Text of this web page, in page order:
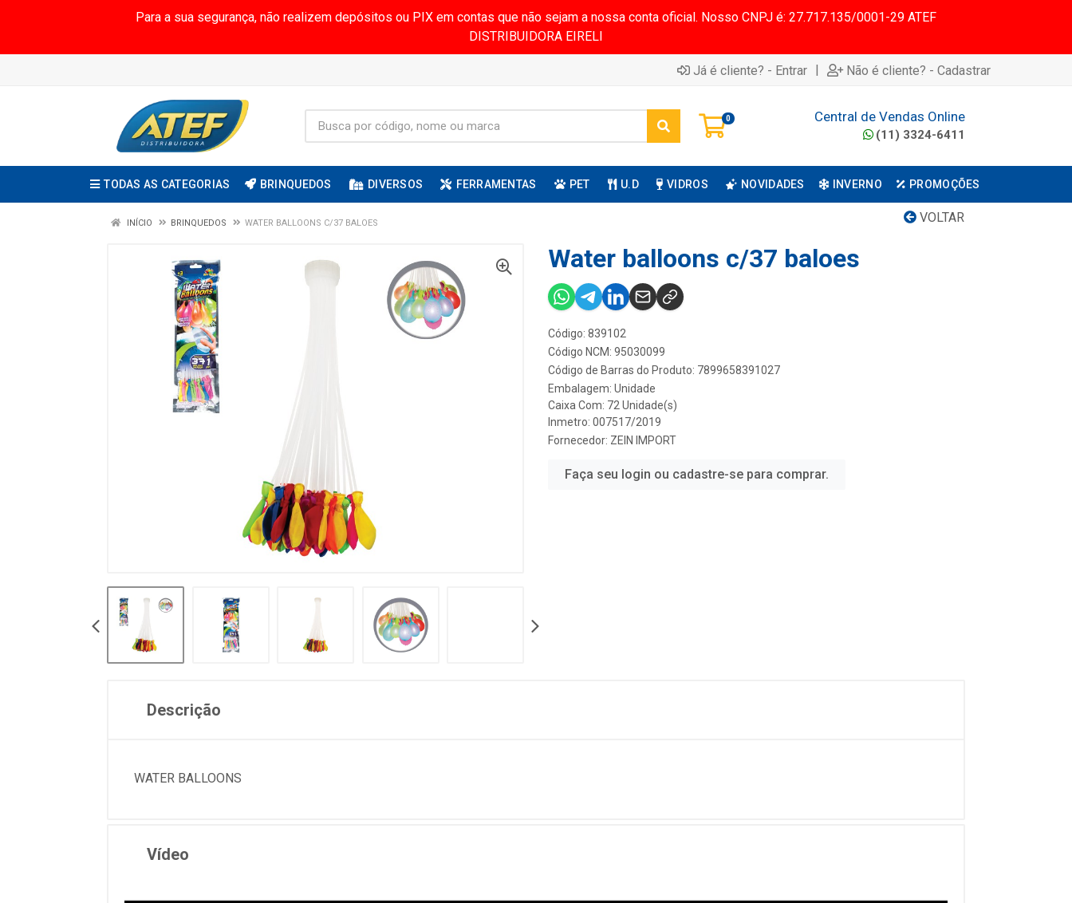
Para a sua segurança, não realizem depósitos ou PIX em contas que não sejam a nossa conta oficial. Nosso CNPJ é: 27.717.135/0001-29 ATEF
DISTRIBUIDORA EIRELI
Já é cliente? - Entrar | Não é cliente? - Cadastrar
0 Central de Vendas Online
(11) 3324-6411
TODAS AS CATEGORIAS BRINQUEDOS DIVERSOS FERRAMENTAS PET U.D VIDROS NOVIDADES INVERNO PROMOÇÕES
VOLTAR
INÍCIO BRINQUEDOS WATER BALLOONS C/37 BALOES
Water balloons c/37 baloes
Código: 839102
Código NCM: 95030099
Código de Barras do Produto: 7899658391027
Embalagem: Unidade
Caixa Com: 72 Unidade(s)
Inmetro: 007517/2019
Fornecedor: ZEIN IMPORT
Faça seu login ou cadastre-se para comprar.
Descrição
WATER BALLOONS
Vídeo